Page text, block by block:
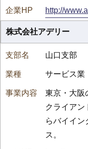
http://
株式会社アデリー
山口支部
サービス業
東京・大阪
クライアン
らバイイン
ス。